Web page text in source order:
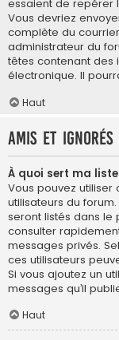
essaient de repérer
Vous devriez
complète du
administrateur du
têtes contenant des
électronique. Il
Haut
Amis et ignorés
À quoi sert ma liste
Vous pouvez utiliser
utilisateurs du
seront listés dans le
consulter
messages privés.
ces utilisateurs
Si vous ajoutez un
messages qu’il
Haut